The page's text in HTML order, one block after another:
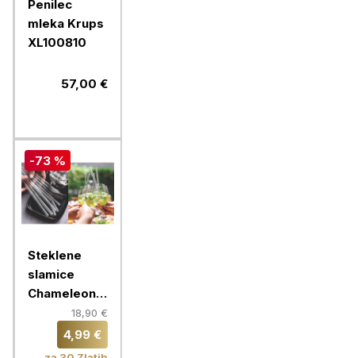
Penilec
mleka Krups
XL100810
57,00 €
-73 %
Steklene
slamice
Chameleon,
16 slamic, 9
18,90 €
4,99 €